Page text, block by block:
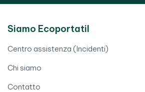
Siamo Ecoportatil
Centro assistenza (Incidenti)
Chi siamo
Contatto